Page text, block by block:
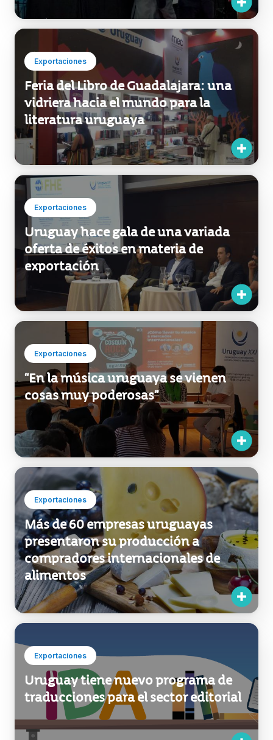
Exportaciones
Feria del Libro de Guadalajara: una
vidriera hacia el mundo para la
literatura uruguaya
Exportaciones
Uruguay hace gala de una variada
oferta de éxitos en materia de
exportación
Exportaciones
“En la música uruguaya se vienen
cosas muy poderosas”
Exportaciones
Más de 60 empresas uruguayas
presentaron su producción a
compradores internacionales de
alimentos
Exportaciones
Uruguay tiene nuevo programa de
traducciones para el sector editorial